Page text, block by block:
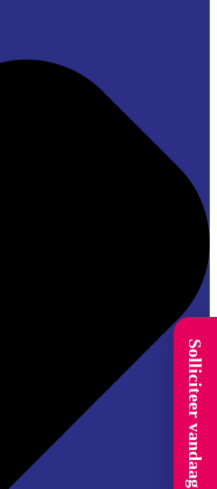
Solliciteer vandaag